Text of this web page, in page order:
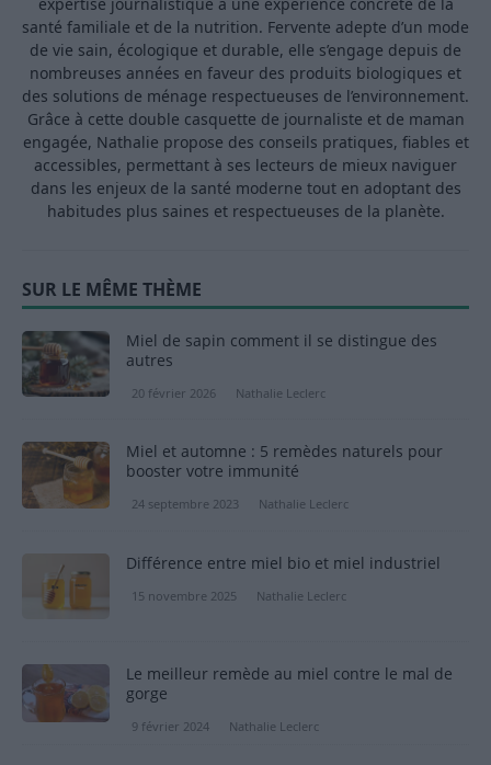
santé familiale et de la nutrition. Fervente adepte d’un mode
de vie sain, écologique et durable, elle s’engage depuis de
nombreuses années en faveur des produits biologiques et
des solutions de ménage respectueuses de l’environnement.
Grâce à cette double casquette de journaliste et de maman
engagée, Nathalie propose des conseils pratiques, fiables et
accessibles, permettant à ses lecteurs de mieux naviguer
dans les enjeux de la santé moderne tout en adoptant des
habitudes plus saines et respectueuses de la planète.
SUR LE MÊME THÈME
Miel de sapin comment il se distingue des
autres
20 février 2026 Nathalie Leclerc
Miel et automne : 5 remèdes naturels pour
booster votre immunité
24 septembre 2023 Nathalie Leclerc
Différence entre miel bio et miel industriel
15 novembre 2025 Nathalie Leclerc
Le meilleur remède au miel contre le mal de
gorge
9 février 2024 Nathalie Leclerc